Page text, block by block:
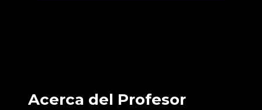
Acerca del Profesor